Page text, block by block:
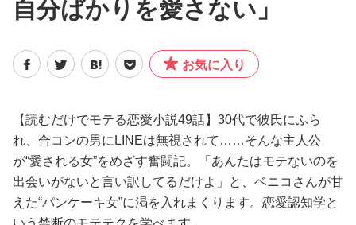
DRESS部活
ライフスタイル
ファッション
恋愛/結婚/離婚
美容/健康
自分ばかりを愛さない」
お気に入り
【読むだけでモテる恋愛小説49話】30代で彼氏にふら
れ、合コンの男にLINEは無視されて……そんな主人公
が“愛される女”をめざす奮闘記。「あんたはモテないのを
出会いがないと言い訳してるだけよ」と、ベニコさんが甘
えた“パンケーキ女”に渇を入れまくります。恋愛認知学と